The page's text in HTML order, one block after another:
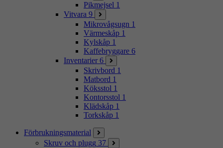
Pikmejsel 1
Vitvara 9
Mikrovågsugn 1
Värmeskåp 1
Kylskåp 1
Kaffebryggare 6
Inventarier 6
Skrivbord 1
Matbord 1
Köksstol 1
Kontorsstol 1
Klädskåp 1
Torkskåp 1
Förbrukningsmaterial
Skruv och plugg 37